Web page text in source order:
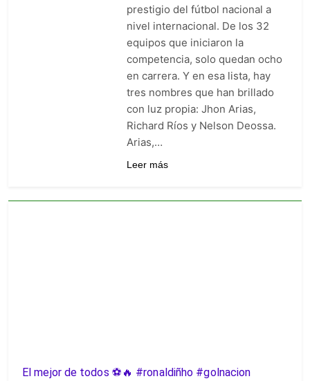
prestigio del fútbol nacional a
nivel internacional. De los 32
equipos que iniciaron la
competencia, solo quedan ocho
en carrera. Y en esa lista, hay
tres nombres que han brillado
con luz propia: Jhon Arias,
Richard Ríos y Nelson Deossa.
Arias,…
Leer más
El mejor de todos ⚽️🔥 #ronaldiñho #golnacion